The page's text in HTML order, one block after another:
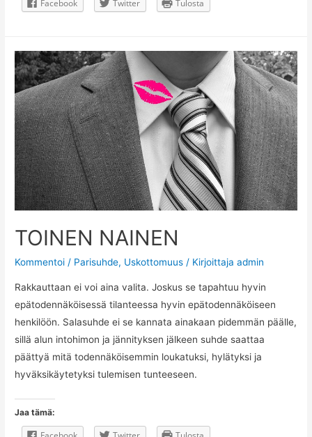
Facebook Twitter Tulosta
TOINEN NAINEN
Kommentoi / Parisuhde, Uskottomuus / Kirjoittajaadmin
Rakkauttaan ei voi aina valita. Joskus se tapahtuu hyvin
epätodennäköisessä tilanteessa hyvin epätodennäköiseen
henkilöön. Salasuhde ei se kannata ainakaan pidemmän päälle,
sillä alun intohimon ja jännityksen jälkeen suhde saattaa
päättyä mitä todennäköisemmin loukatuksi, hylätyksi ja
hyväksikäytetyksi tulemisen tunteeseen.
Jaa tämä: